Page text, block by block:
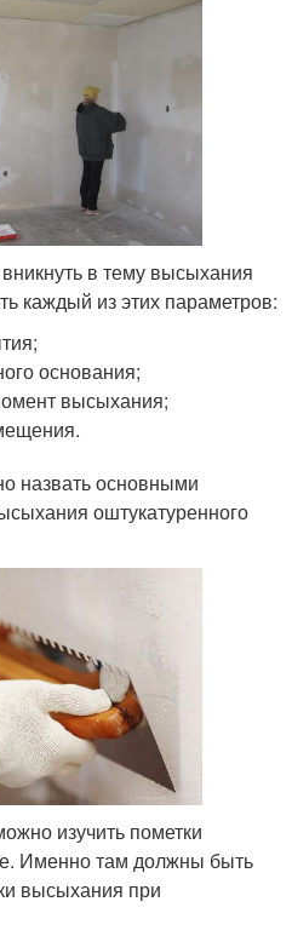
в тему высыхания
каждый из этих параметров:
основания;
высыхания;
назвать основными
оштукатуренного
изучить пометки
Именно там должны быть
высыхания при